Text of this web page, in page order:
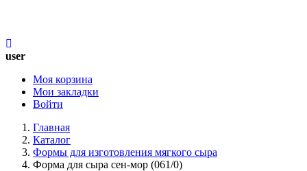
user
Моя корзина
Мои закладки
Войти
Главная
Каталог
Формы для изготовления мягкого сыра
Форма для сыра сен-мор (061/0)